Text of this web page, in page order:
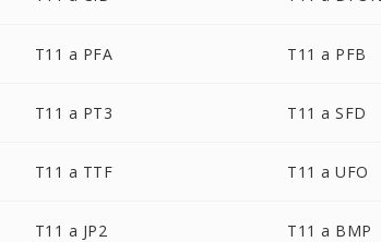
T11 a PFA T11 a PFB
T11 a PT3 T11 a SFD
T11 a TTF T11 a UFO
T11 a JP2 T11 a BMP